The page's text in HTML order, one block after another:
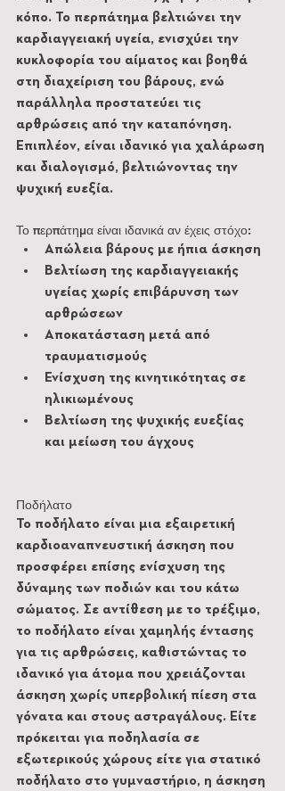
κόπο. Το περπάτημα βελτιώνει την
καρδιαγγειακή υγεία, ενισχύει την
κυκλοφορία του αίματος και βοηθά
στη διαχείριση του βάρους, ενώ
παράλληλα προστατεύει τις
αρθρώσεις από την καταπόνηση.
Επιπλέον, είναι ιδανικό για χαλάρωση
και διαλογισμό, βελτιώνοντας την
ψυχική ευεξία.
Το περπάτημα είναι ιδανικά αν έχεις στόχο:
Απώλεια βάρους με ήπια άσκηση
Βελτίωση της καρδιαγγειακής
υγείας χωρίς επιβάρυνση των
αρθρώσεων
Αποκατάσταση μετά από
τραυματισμούς
Ενίσχυση της κινητικότητας σε
ηλικιωμένους
Βελτίωση της ψυχικής ευεξίας
και μείωση του άγχους
Ποδήλατο
Το ποδήλατο είναι μια εξαιρετική
καρδιοαναπνευστική άσκηση που
προσφέρει επίσης ενίσχυση της
δύναμης των ποδιών και του κάτω
σώματος. Σε αντίθεση με το τρέξιμο,
το ποδήλατο είναι χαμηλής έντασης
για τις αρθρώσεις, καθιστώντας το
ιδανικό για άτομα που χρειάζονται
άσκηση χωρίς υπερβολική πίεση στα
γόνατα και στους αστραγάλους. Είτε
πρόκειται για ποδηλασία σε
εξωτερικούς χώρους είτε για στατικό
ποδήλατο στο γυμναστήριο, η άσκηση